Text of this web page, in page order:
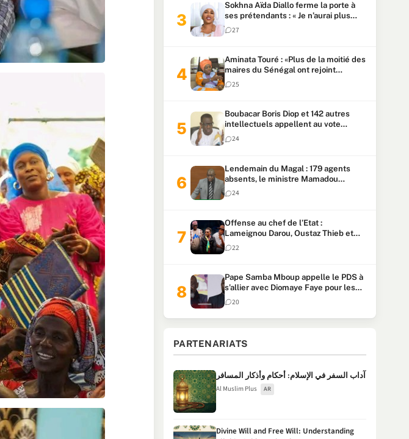
Sokhna Aïda Diallo ferme la porte à
ses prétendants : « Je n’aurai plus
jamais un autre mari »
27
Aminata Touré : «Plus de la moitié des
maires du Sénégal ont rejoint
Kiiraay»
25
Boubacar Boris Diop et 142 autres
intellectuels appellent au vote
urgent de la révision
constitutionnelle
24
Lendemain du Magal : 179 agents
absents, le ministre Mamadou
Lamine Dianté exige des explications
24
Offense au chef de l’Etat :
Lameignou Darou, Oustaz Thieb et
Ndiaye Touba lourdement
condamnés
22
Pape Samba Mboup appelle le PDS à
s’allier avec Diomaye Faye pour les
locales et tacle Sonko
20
PARTENARIATS
آداب السفر في الإسلام: أحكام وأذكار المسافر
Al Muslim Plus AR
Divine Will and Free Will: Understanding